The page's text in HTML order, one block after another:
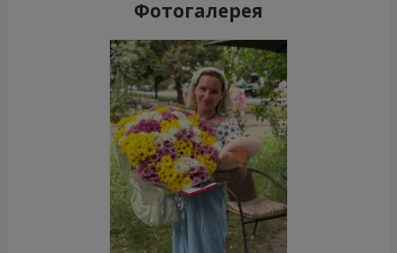
Фотогалерея